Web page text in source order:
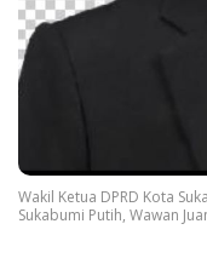
Wakil Ketua DPRD Kota
Sukabumi Putih, Wawan